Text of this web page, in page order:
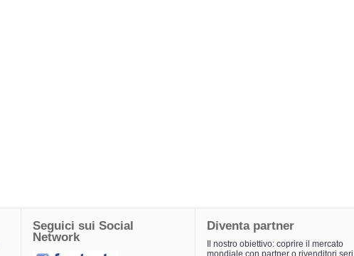
Seguici sui Social
Network
Diventa partner
Il nostro obiettivo: coprire il mercato
mondiale con partner o rivenditori seri